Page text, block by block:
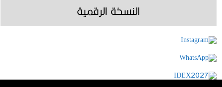
النسخة الرقمية